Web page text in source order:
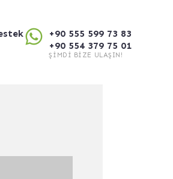
+90 555 599 73 83
+90 554 379 75 01
ŞIMDI BIZE ULAŞIN!